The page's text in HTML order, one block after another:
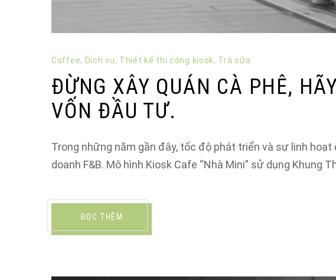
Coffee, Dịch vụ, Thiết kế thi công kiosk, Trà sữa
ĐỪNG XÂY QUÁN CÀ PHÊ,
VỐN ĐẦU TƯ.
Trong những năm gần đây, tốc độ phát triển và sự linh
doanh F&B. Mô hình Kiosk Cafe “Nhà Mini” sử dụng
ĐỌC THÊM